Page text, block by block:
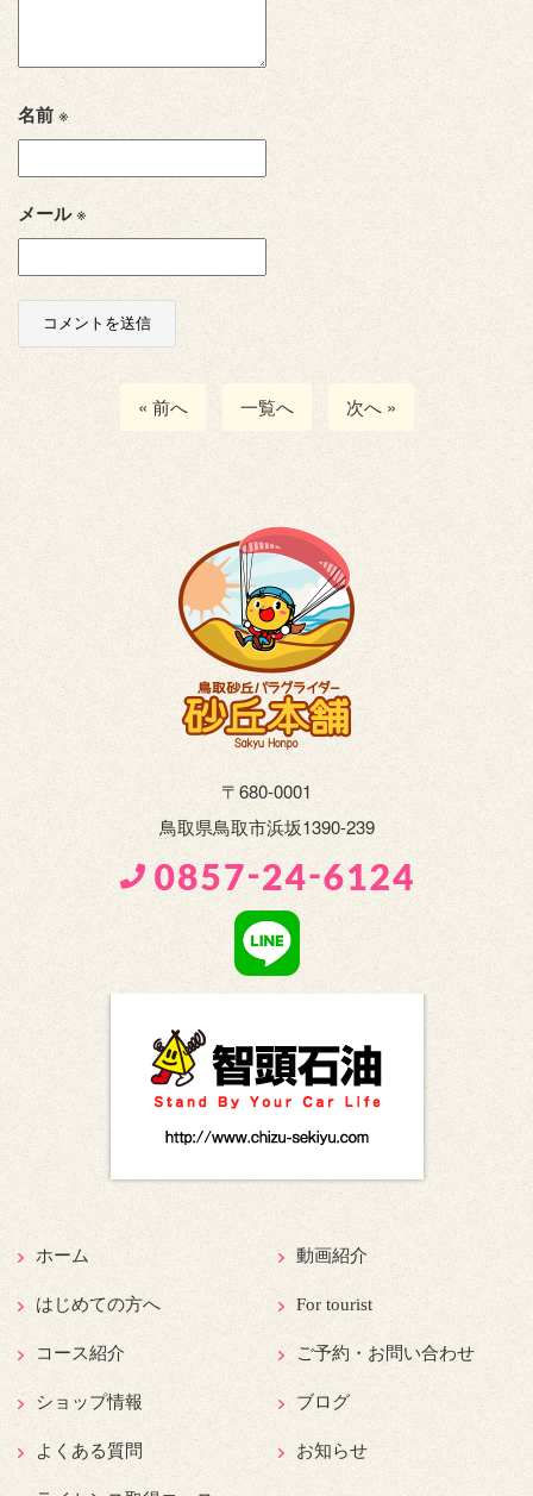
名前※
メール※
« 前へ 一覧へ 次へ »
〒680-0001
鳥取県鳥取市浜坂1390-239
ホーム
はじめての方へ
コース紹介
ショップ情報
よくある質問
動画紹介
For tourist
ご予約・お問い合わせ
ブログ
お知らせ